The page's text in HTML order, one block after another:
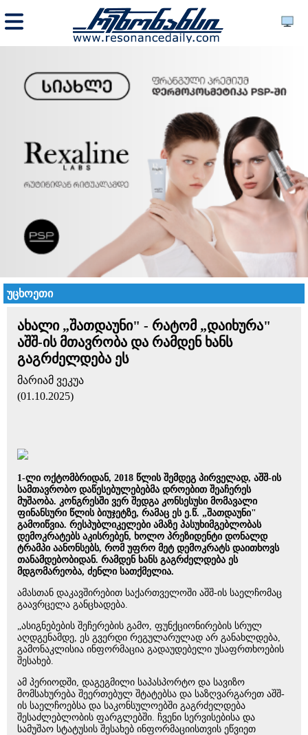
უცხოეთი
ახალი „შათდაუნი" - რატომ „დაიხურა"
აშშ-ის მთავრობა და რამდენ ხანს
გაგრძელდება ეს
მარიამ ვეკუა
(01.10.2025)
1-ლი ოქტომბრიდან, 2018 წლის შემდეგ პირველად, აშშ-ის
სამთავრობო დაწესებულებებმა დროებით შეაჩერეს
მუშაობა. კონგრესში ვერ შედგა კონსესუსი მომავალი
ფინანსური წლის ბიუჯეტზე, რამაც ეს ე.წ. „შათდაუნი"
გამოიწვია. რესპუბლიკელები ამაზე პასუხიმგებლობას
დემოკრატებს აკისრებენ, ხოლო პრეზიდენტი დონალდ
ტრამპი აანონსებს, რომ უფრო მეტ დემოკრატს დაითხოვს
თანამდებობიდან. რამდენ ხანს გაგრძელდება ეს
მდგომარეობა, ძენლი სათქმელია.
ამასთან დაკავშირებით საქართველოში აშშ-ის საელჩომაც
გაავრცელა განცხადება.
„ასიგნებების შეჩერების გამო, ფუნქციონირების სრულ
აღდგენამდე, ეს გვერდი რეგულარულად არ განახლდება,
გამონაკლისია ინფორმაცია გადაუდებელი უსაფრთხოების
შესახებ.
ამ პერიოდში, დაგეგმილი საპასპორტო და სავიზო
მომსახურება შეერთებულ შტატებსა და საზღვარგარეთ აშშ-
ის საელჩოებსა და საკონსულოებში გაგრძელდება
შესაძლებლობის ფარგლებში. ჩვენი სერვისებისა და
სამუშაო სტატუსის შესახებ ინფორმაციისთვის ეწვიეთ